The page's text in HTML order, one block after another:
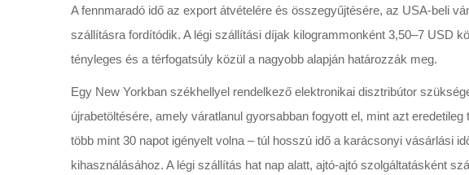
A fennmaradó idő az export átvételére és összegyűjtésére, az USA-beli
szállításra fordítódik. A légi szállítási díjak kilogrammonként 3,50–7 USD
tényleges és a térfogatsúly közül a nagyobb alapján határozzák meg.
Egy New Yorkban székhellyel rendelkező elektronikai disztribútor
újrabetöltésére, amely váratlanul gyorsabban fogyott el, mint azt
több mint 30 napot igényelt volna – túl hosszú idő a karácsonyi vásárlási
kihasználásához. A légi szállítás hat nap alatt, ajtó-ajtó szolgáltatásként